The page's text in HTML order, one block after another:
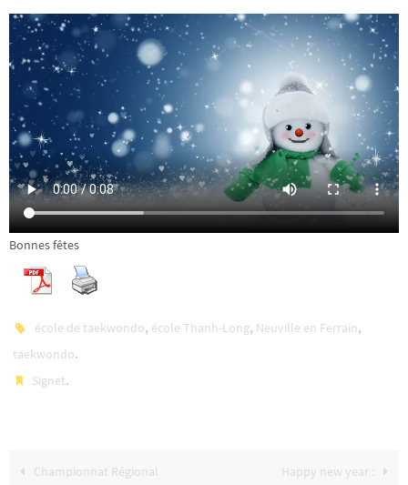
Bonnes fêtes
école de taekwondo, école Thanh-Long, Neuville en Ferrain,
taekwondo.
Signet.
Championnat Régional
Happy new year :